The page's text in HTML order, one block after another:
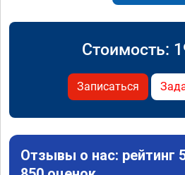
Стоимость:
Записаться
Отзывы о нас: рейтинг